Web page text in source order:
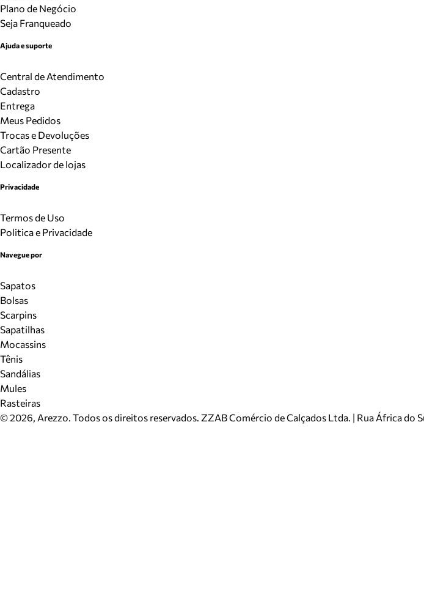
Plano de Negócio
Seja Franqueado
Ajuda e suporte
Central de Atendimento
Cadastro
Entrega
Meus Pedidos
Trocas e Devoluções
Cartão Presente
Localizador de lojas
Privacidade
Termos de Uso
Politica e Privacidade
Navegue por
Sapatos
Bolsas
Scarpins
Sapatilhas
Mocassins
Tênis
Sandálias
Mules
Rasteiras
©2026, Arezzo. Todos os direitos reservados. ZZAB Comércio de Calçados Ltda. | Rua África do